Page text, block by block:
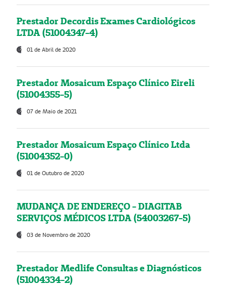
Prestador Decordis Exames Cardiológicos
LTDA (51004347-4)
01 de Abril de 2020
Prestador Mosaicum Espaço Clínico Eireli
(51004355-5)
07 de Maio de 2021
Prestador Mosaicum Espaço Clínico Ltda
(51004352-0)
01 de Outubro de 2020
MUDANÇA DE ENDEREÇO - DIAGITAB
SERVIÇOS MÉDICOS LTDA (54003267-5)
03 de Novembro de 2020
Prestador Medlife Consultas e Diagnósticos
(51004334-2)